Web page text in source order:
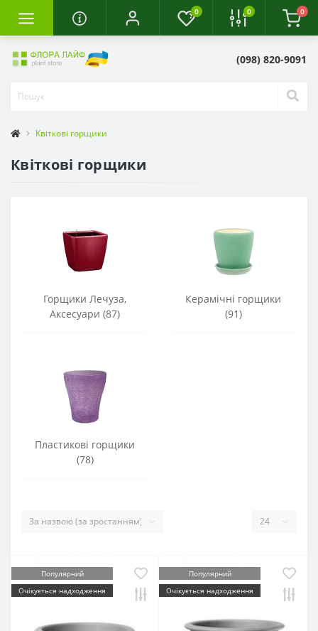
0 0 0
(098) 820-9091
Квіткові горщики
Квіткові горщики
Горщики Лечуза,
Аксесуари (87)
Керамічні горщики
(91)
Пластикові горщики
(78)
Популярний
Очікується надходження
Популярний
Очікується надходження